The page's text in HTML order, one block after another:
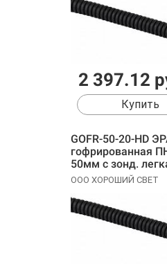
2 397.12
Купить
GOFR-50-20-HD
гофрированная
50мм с зонд.
ООО ХОРОШИЙ СВЕТ